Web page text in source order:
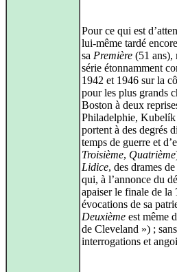
Pour ce qui est
lui‑même tardé
sa Première (51 ans),
série étonnamment
1942 et 1946 sur la
pour les plus grands
Boston à deux
Philadelphie,
portent à des degrés
temps de guerre et
Troisième, Quatrième
Lidice, des drames
qui, à l’annonce du
apaiser le finale de la
évocations de sa
Deuxième est même
de Cleveland ») ;
interrogations et